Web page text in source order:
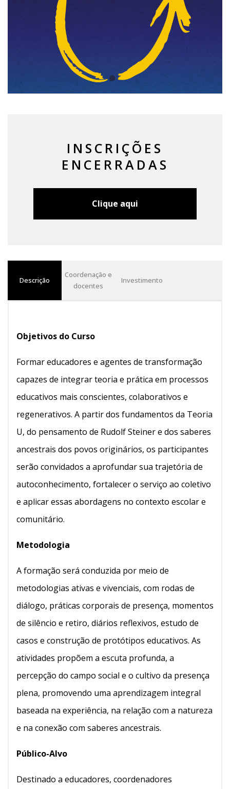
INSCRIÇÕES
ENCERRADAS
Clique aqui
Descrição
Coordenação e
docentes
Investimento
Objetivos do Curso
Formar educadores e agentes de transformação
capazes de integrar teoria e prática em processos
educativos mais conscientes, colaborativos e
regenerativos. A partir dos fundamentos da Teoria
U, do pensamento de Rudolf Steiner e dos saberes
ancestrais dos povos originários, os participantes
serão convidados a aprofundar sua trajetória de
autoconhecimento, fortalecer o serviço ao coletivo
e aplicar essas abordagens no contexto escolar e
comunitário.
Metodologia
A formação será conduzida por meio de
metodologias ativas e vivenciais, com rodas de
diálogo, práticas corporais de presença, momentos
de silêncio e retiro, diários reflexivos, estudo de
casos e construção de protótipos educativos. As
atividades propõem a escuta profunda, a
percepção do campo social e o cultivo da presença
plena, promovendo uma aprendizagem integral
baseada na experiência, na relação com a natureza
e na conexão com saberes ancestrais.
Público-Alvo
Destinado a educadores, coordenadores